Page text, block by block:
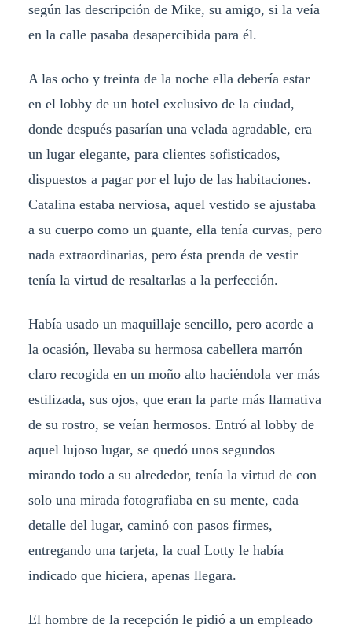
según las descripción de Mike, su amigo, si la veía
en la calle pasaba desapercibida para él.
A las ocho y treinta de la noche ella debería estar
en el lobby de un hotel exclusivo de la ciudad,
donde después pasarían una velada agradable, era
un lugar elegante, para clientes sofisticados,
dispuestos a pagar por el lujo de las habitaciones.
Catalina estaba nerviosa, aquel vestido se ajustaba
a su cuerpo como un guante, ella tenía curvas, pero
nada extraordinarias, pero ésta prenda de vestir
tenía la virtud de resaltarlas a la perfección.
Había usado un maquillaje sencillo, pero acorde a
la ocasión, llevaba su hermosa cabellera marrón
claro recogida en un moño alto haciéndola ver más
estilizada, sus ojos, que eran la parte más llamativa
de su rostro, se veían hermosos. Entró al lobby de
aquel lujoso lugar, se quedó unos segundos
mirando todo a su alrededor, tenía la virtud de con
solo una mirada fotografiaba en su mente, cada
detalle del lugar, caminó con pasos firmes,
entregando una tarjeta, la cual Lotty le había
indicado que hiciera, apenas llegara.
El hombre de la recepción le pidió a un empleado